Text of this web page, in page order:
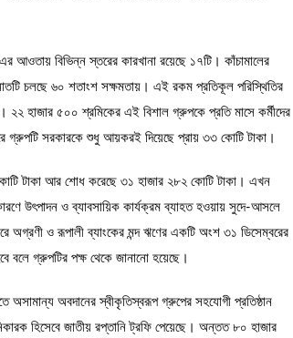
আওতায় বিভিন্ন স্তরের কারখানা রয়েছে ১৭টি। কাঁচামালের
চলছে ৬০ শতাংশ সক্ষমতায়। এই রকম প্রতিকূল পরিস্থিতির
হাজার ৫০০ শ্রমিকের এই বিশাল গ্রুপকে প্রতি মাসে কর্মীদের
গ্রুপটি সরকারকে শুধু আয়করই দিয়েছে প্রায় ৩৩ কোটি টাকা।
টাকা আর শোধ করেছে ৩১ হাজার ২৮২ কোটি টাকা। এখন
উৎপাদন ও ব্যাবসায়িক কার্যক্রম ব্যাহত হওয়ায় সুদে-আসলে
অগ্রণী ও রূপালী ব্যাংকের মন্দ ঋণের একটি অংশ ৩১ ডিসেম্বরের
বলে গ্রুপটির পক্ষ থেকে জানানো হয়েছে।
অসামান্য অবদানের স্বীকৃতিস্বরূপ গ্রুপের সহযোগী প্রতিষ্ঠান
হিসেবে জাতীয় রপ্তানি ট্রফি পেয়েছে। অন্তত ৮০ হাজার